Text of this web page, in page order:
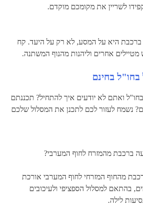
לשריין את מקומכם מוקדם.
ברכבת היא על המסע, לא רק על היעד. קח
מטיילים אחרים וליהנות מהנוף המשתנה.
בחו"ל בחינם
ואתם לא יודעים איך להתחיל? תכננתם
נשמח לעזור לכם לתכנן את המסלול שלכם
ברכבת מהמזרח לחוף המערבי?
מהחוף המזרחי לחוף המערבי אורכת
בהתאם למסלול הספציפי ולעיכובים
לילה.